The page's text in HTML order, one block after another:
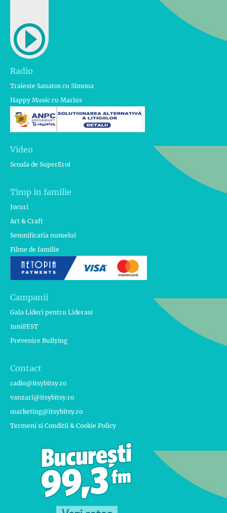
Radio
Traieste Sanatos cu Simona
Happy Music cu Marius
Video
Scoala de SuperEroi
Timp in familie
Jocuri
Art & Craft
Semnificatia numelui
Filme de familie
Campanii
Gala Lideri pentru Liderasi
1uniFEST
Prevenire Bullying
Contact
radio@itsybitsy.ro
vanzari@itsybitsy.ro
marketing@itsybitsy.ro
Termeni si Conditii & Cookie Policy